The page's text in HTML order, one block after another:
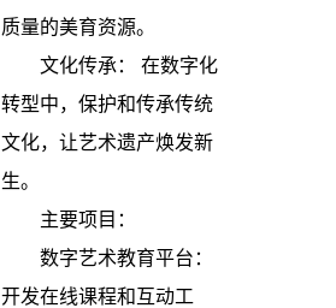
质量的美育资源。
文化传承： 在数字化
转型中，保护和传承传统
文化，让艺术遗产焕发新
生。
主要项目：
数字艺术教育平台：
开发在线课程和互动工